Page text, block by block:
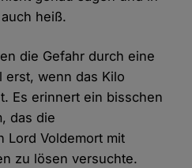
heiß.
die Gefahr durch eine
erst, wenn das Kilo
Es erinnert ein bisschen
das die
Lord Voldemort mit
zu lösen versuchte.